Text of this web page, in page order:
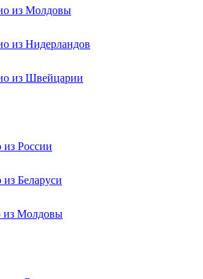
из Молдовы
из Нидерландов
из Швейцарии
России
Беларуси
из Молдовы